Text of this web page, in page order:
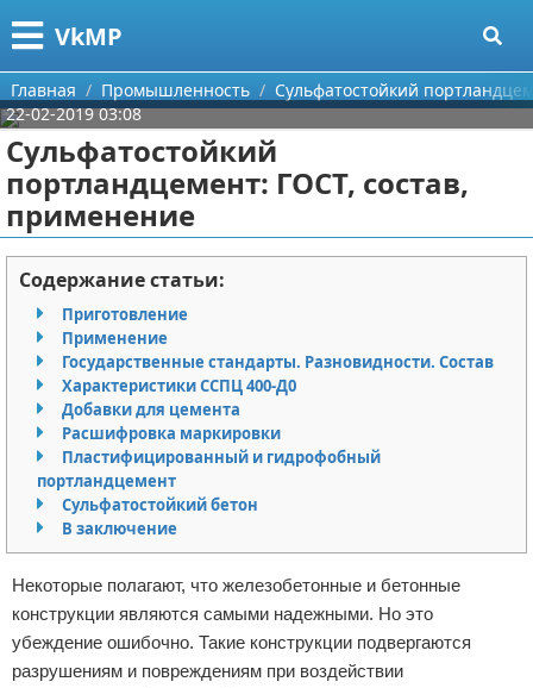
VkMP
Меню
Главная
Категории
Сельское хозяйство
Разное
Идеи бизнеса
Для руководителя
Промышленность
Международный бизнес
Продажи
Обзоры услуг
Самосовершенствование
Поиск
О проекте
Контакты
Сотрудничество
Размещение рекламы
Для правообладателей
Условия предоставления информации
Главная Промышленность
Сульфатостойкий
22-02-2019 03:08
Сульфатостойкий
портландцемент: ГОСТ, состав,
применение
Содержание статьи:
Приготовление
Применение
Государственные стандарты. Разновидности. Состав
Характеристики ССПЦ 400-Д0
Добавки для цемента
Расшифровка маркировки
Пластифицированный и гидрофобный
портландцемент
Сульфатостойкий бетон
В заключение
Некоторые полагают, что железобетонные и бетонные
конструкции являются самыми надежными. Но это
убеждение ошибочно. Такие конструкции подвергаются
разрушениям и повреждениям при воздействии